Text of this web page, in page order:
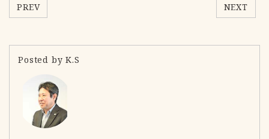
PREV NEXT
Posted by K.S